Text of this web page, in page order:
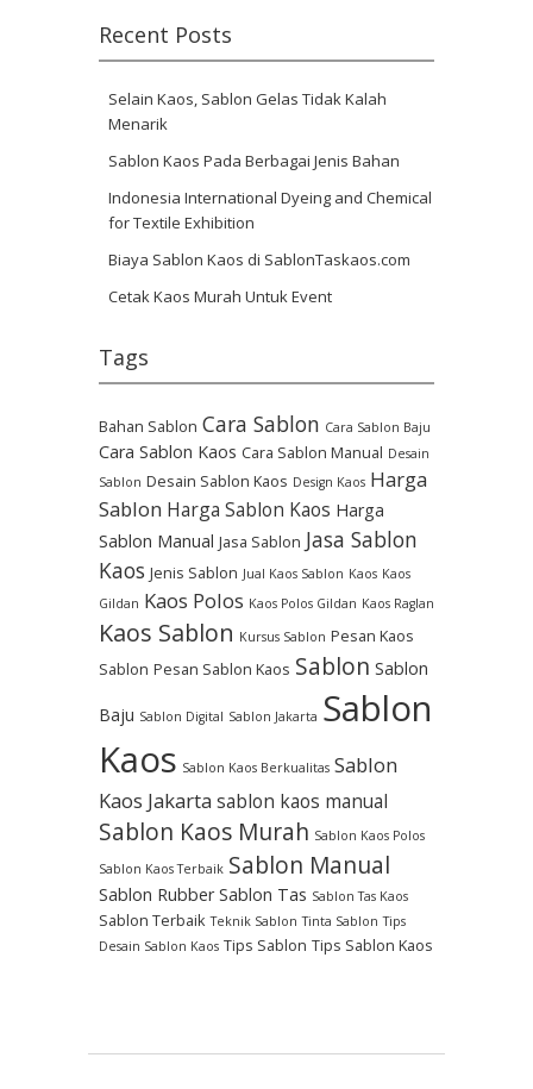
Recent Posts
Selain Kaos, Sablon Gelas Tidak Kalah
Menarik
Sablon Kaos Pada Berbagai Jenis Bahan
Indonesia International Dyeing and Chemical
for Textile Exhibition
Biaya Sablon Kaos di SablonTaskaos.com
Cetak Kaos Murah Untuk Event
Tags
Bahan Sablon Cara Sablon Cara Sablon Baju
Cara Sablon Kaos Cara Sablon Manual Desain
Sablon Desain Sablon Kaos Design Kaos Harga
Sablon Harga Sablon Kaos Harga
Sablon Manual Jasa Sablon Jasa Sablon
Kaos Jenis Sablon Jual Kaos Sablon Kaos Kaos
Gildan Kaos Polos Kaos Polos Gildan Kaos Raglan
Kaos Sablon Kursus Sablon Pesan Kaos
Sablon Pesan Sablon Kaos Sablon Sablon
Baju Sablon Digital Sablon Jakarta Sablon
Kaos Sablon Kaos Berkualitas Sablon
Kaos Jakarta sablon kaos manual
Sablon Kaos Murah Sablon Kaos Polos
Sablon Kaos Terbaik Sablon Manual
Sablon Rubber Sablon Tas Sablon Tas Kaos
Sablon Terbaik Teknik Sablon Tinta Sablon Tips
Desain Sablon Kaos Tips Sablon Tips Sablon Kaos